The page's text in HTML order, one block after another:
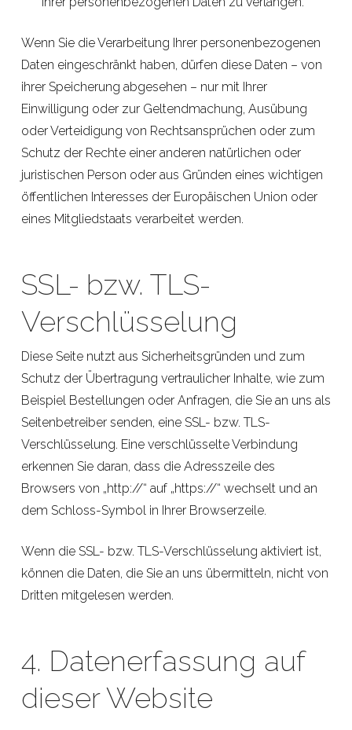
Wenn Sie die Verarbeitung Ihrer personenbezogenen
Daten eingeschränkt haben, dürfen diese Daten – von
ihrer Speicherung abgesehen – nur mit Ihrer
Einwilligung oder zur Geltendmachung, Ausübung
oder Verteidigung von Rechtsansprüchen oder zum
Schutz der Rechte einer anderen natürlichen oder
juristischen Person oder aus Gründen eines wichtigen
öffentlichen Interesses der Europäischen Union oder
eines Mitgliedstaats verarbeitet werden.
SSL- bzw. TLS-
Verschlüsselung
Diese Seite nutzt aus Sicherheitsgründen und zum
Schutz der Übertragung vertraulicher Inhalte, wie zum
Beispiel Bestellungen oder Anfragen, die Sie an uns als
Seitenbetreiber senden, eine SSL- bzw. TLS-
Verschlüsselung. Eine verschlüsselte Verbindung
erkennen Sie daran, dass die Adresszeile des
Browsers von „http://“ auf „https://“ wechselt und an
dem Schloss-Symbol in Ihrer Browserzeile.
Wenn die SSL- bzw. TLS-Verschlüsselung aktiviert ist,
können die Daten, die Sie an uns übermitteln, nicht von
Dritten mitgelesen werden.
4. Datenerfassung auf
dieser Website